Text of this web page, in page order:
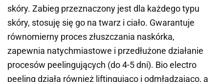
skóry. Zabieg przeznaczony jest dla każdego typu
skóry, stosuję się go na twarz i ciało. Gwarantuje
równomierny proces złuszczania naskórka,
zapewnia natychmiastowe i przedłużone działanie
procesów peelingujących (do 4-5 dni). Bio electro
peeling działa również liftingująco i odmładzająco, a